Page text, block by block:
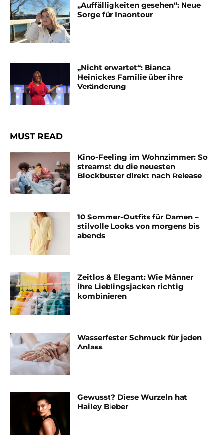
„Auffälligkeiten gesehen“: Neue
Sorge für Inaontour
„Nicht erwartet“: Bianca
Heinickes Familie über ihre
Veränderung
MUST READ
Kino-Feeling im Wohnzimmer: So
streamst du die neuesten
Blockbuster direkt nach Release
10 Sommer-Outfits für Damen –
stilvolle Looks von morgens bis
abends
Zeitlos & Elegant: Wie Männer
ihre Lieblingsjacken richtig
kombinieren
Wasserfester Schmuck für jeden
Anlass
Gewusst? Diese Wurzeln hat
Hailey Bieber